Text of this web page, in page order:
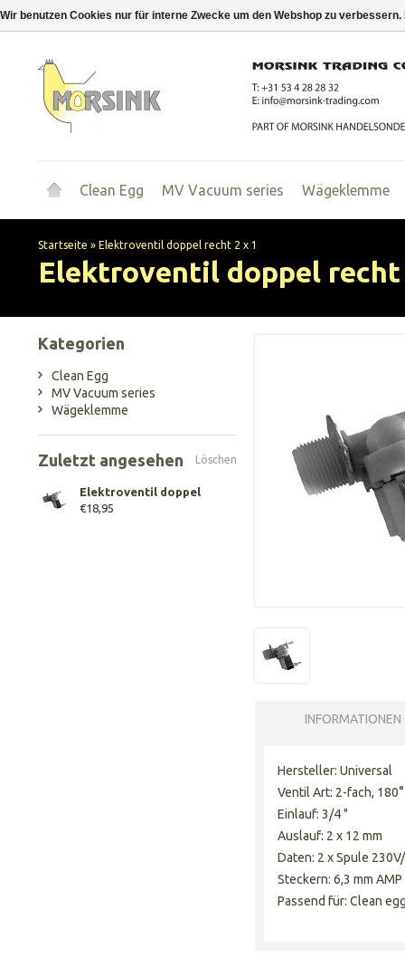
Clean Egg MV Vacuum series Wägeklemme
Startseite » Elektroventil doppel recht 2 x 1
Elektroventil doppel recht
INFORMATIONEN
Hersteller: Universal
Ventil Art: 2-fach, 180°
Einlauf: 3/4 "
Auslauf: 2 x 12 mm
Daten: 2 x Spule
Steckern: 6,3 mm AMP
Passend für: Clean
Kategorien
Clean Egg
MV Vacuum series
Wägeklemme
Zuletzt angesehen Löschen
Elektroventil doppel
€18,95
Wir benutzen Cookies nur für interne Zwecke um den Webshop zu